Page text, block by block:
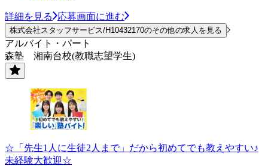
詳細を見る 応募画面に進む
株式会社スタッフサービス/H10432170のその他の求人を見る
アルバイト・パート
森塾 湘南台校(教職志望学生)
☆「先生1人に生徒2人まで」だから初めてでも教えやすい♪
未経験大歓迎☆